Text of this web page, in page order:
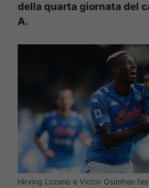
della quarta giornata del
A.
Hirving Lozano e Victor Osimhen